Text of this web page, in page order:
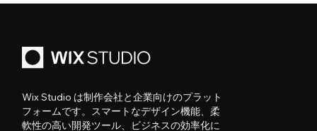
Wix Studio は制作会社と企業向けのプラット
フォームです。スマートなデザイン機能、柔
軟性の高い開発ツール、ビジネスの効率化に